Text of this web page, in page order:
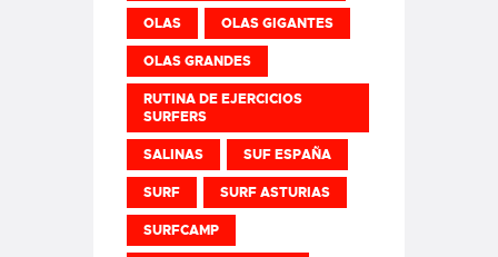
OLAS OLAS GIGANTES
OLAS GRANDES
RUTINA DE EJERCICIOS
SURFERS
SALINAS SUF ESPAÑA
SURF SURF ASTURIAS
SURFCAMP